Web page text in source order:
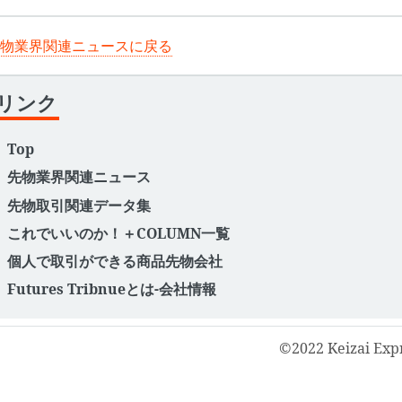
業界関連ニュースに戻る
ンク
Top
先物業界関連ニュース
先物取引関連データ集
これでいいのか！＋COLUMN一覧
個人で取引ができる商品先物会社
Futures Tribnueとは-会社情報
©2022 Keizai